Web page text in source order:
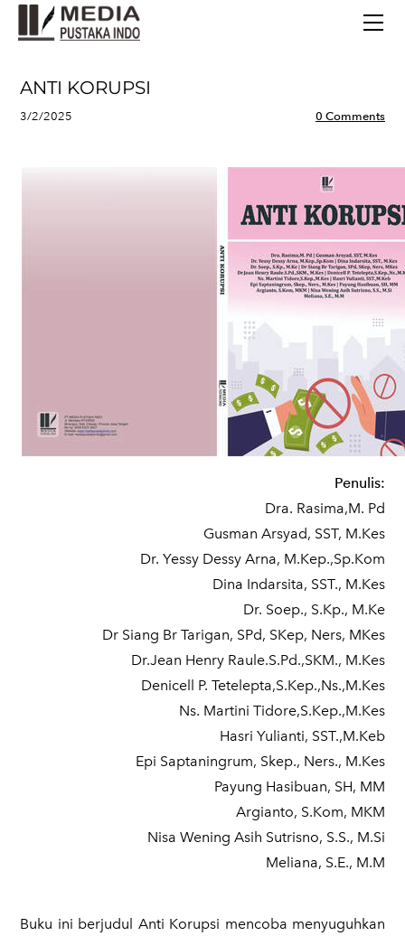
ANTI KORUPSI
3/2/2025 0 Comments
Penulis:
Dra. Rasima,M. Pd
Gusman Arsyad, SST, M.Kes
Dr. Yessy Dessy Arna, M.Kep.,Sp.Kom
Dina Indarsita, SST., M.Kes
Dr. Soep., S.Kp., M.Ke
Dr Siang Br Tarigan, SPd, SKep, Ners, MKes
Dr.Jean Henry Raule.S.Pd.,SKM., M.Kes
Denicell P. Tetelepta,S.Kep.,Ns.,M.Kes
Ns. Martini Tidore,S.Kep.,M.Kes
Hasri Yulianti, SST.,M.Keb
Epi Saptaningrum, Skep., Ners., M.Kes
Payung Hasibuan, SH, MM
Argianto, S.Kom, MKM
Nisa Wening Asih Sutrisno, S.S., M.Si
Meliana, S.E., M.M
Buku ini berjudul Anti Korupsi mencoba menyuguhkan